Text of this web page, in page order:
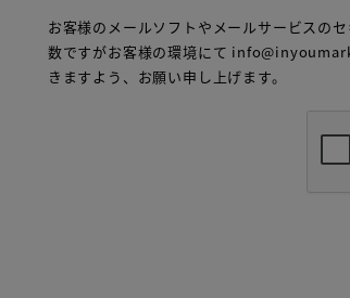
お客様のメールソフトやメールサービスの
数ですがお客様の環境にて
きますよう、お願い申し上げます。